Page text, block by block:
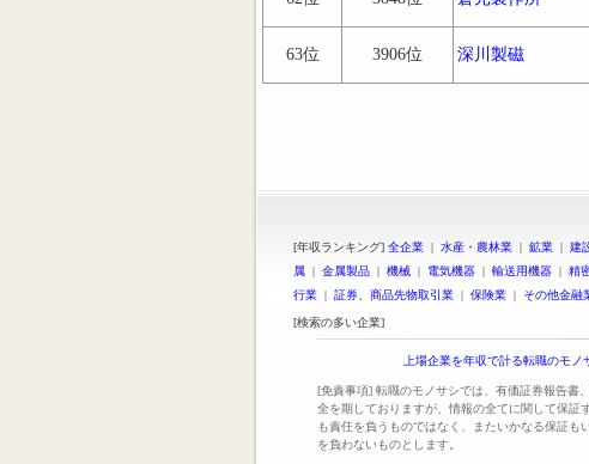
63位 3906位 深川製磁
[年収ランキング] 全企業 | 水産・農林業 | 鉱業 | 建
属 | 金属製品 | 機械 | 電気機器 | 輸送用機器 | 精
行業 | 証券、商品先物取引業 | 保険業 | その他金融
[検索の多い企業]
上場企業を年収で計る転職のモノ
[免責事項] 転職のモノサシでは、有価証券報告書
全を期しておりますが、情報の全てに関して保証
も責任を負うものではなく、またいかなる保証
を負わないものとします。